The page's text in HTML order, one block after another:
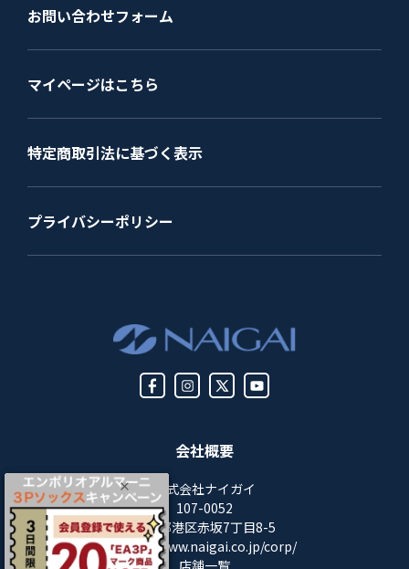
会社概要
株式会社ナイガイ
107-0052
東京都港区赤坂7丁目8-5
https://www.naigai.co.jp/corp/
お問い合わせフォーム
マイページはこちら
特定商取引法に基づく表示
プライバシーポリシー